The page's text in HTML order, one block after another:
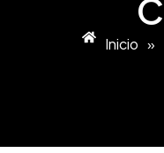
Inicio »